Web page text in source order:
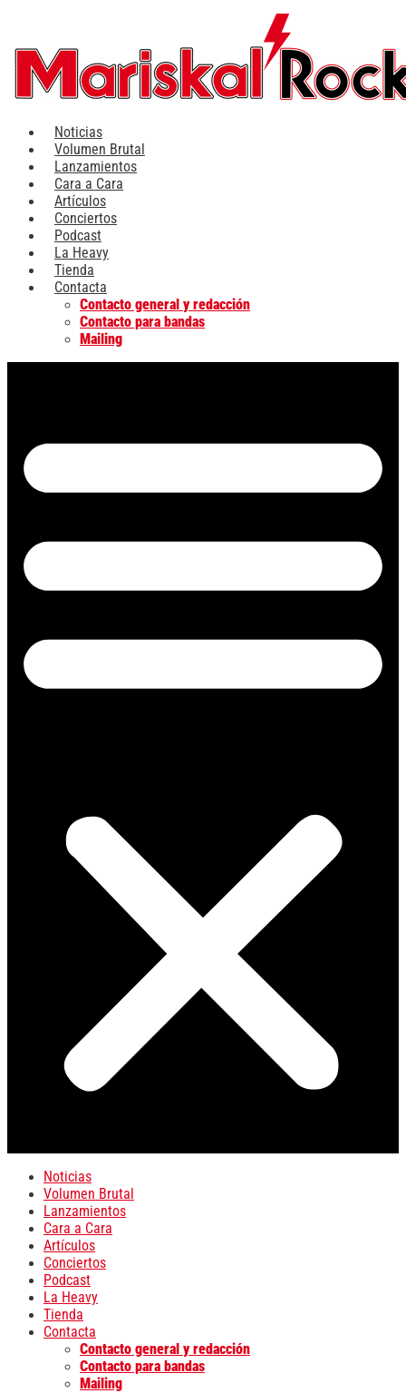
contenido
Noticias
Volumen Brutal
Lanzamientos
Cara a Cara
Artículos
Conciertos
Podcast
La Heavy
Tienda
Contacta
Contacto general y redacción
Contacto para bandas
Mailing
Noticias
Volumen Brutal
Lanzamientos
Cara a Cara
Artículos
Conciertos
Podcast
La Heavy
Tienda
Contacta
Contacto general y redacción
Contacto para bandas
Mailing